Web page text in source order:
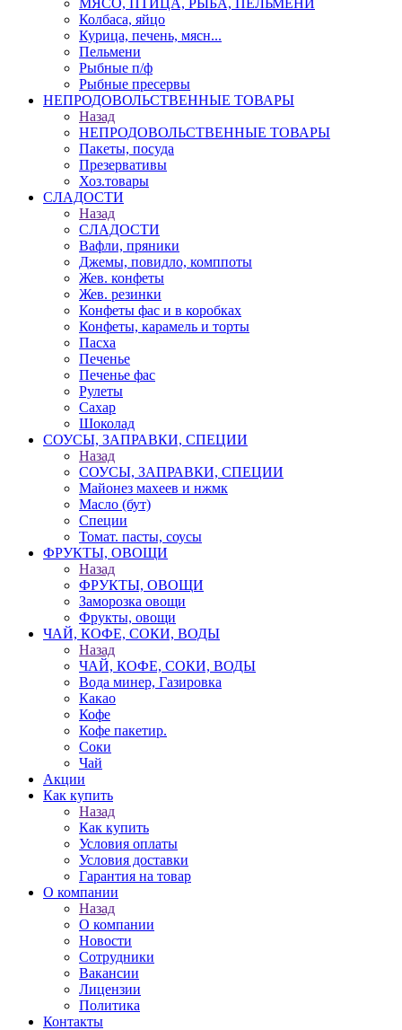
МЯСО, ПТИЦА, РЫБА, ПЕЛЬМЕНИ
Колбаса, яйцо
Курица, печень, мясн...
Пельмени
Рыбные п/ф
Рыбные пресервы
НЕПРОДОВОЛЬСТВЕННЫЕ ТОВАРЫ
Назад
НЕПРОДОВОЛЬСТВЕННЫЕ ТОВАРЫ
Пакеты, посуда
Презервативы
Хоз.товары
СЛАДОСТИ
Назад
СЛАДОСТИ
Вафли, пряники
Джемы, повидло, комппоты
Жев. конфеты
Жев. резинки
Конфеты фас и в коробках
Конфеты, карамель и торты
Пасха
Печенье
Печенье фас
Рулеты
Сахар
Шоколад
СОУСЫ, ЗАПРАВКИ, СПЕЦИИ
Назад
СОУСЫ, ЗАПРАВКИ, СПЕЦИИ
Майонез махеев и нжмк
Масло (бут)
Специи
Томат. пасты, соусы
ФРУКТЫ, ОВОЩИ
Назад
ФРУКТЫ, ОВОЩИ
Заморозка овощи
Фрукты, овощи
ЧАЙ, КОФЕ, СОКИ, ВОДЫ
Назад
ЧАЙ, КОФЕ, СОКИ, ВОДЫ
Вода минер, Газировка
Какао
Кофе
Кофе пакетир.
Соки
Чай
Акции
Как купить
Назад
Как купить
Условия оплаты
Условия доставки
Гарантия на товар
О компании
Назад
О компании
Новости
Сотрудники
Вакансии
Лицензии
Политика
Контакты